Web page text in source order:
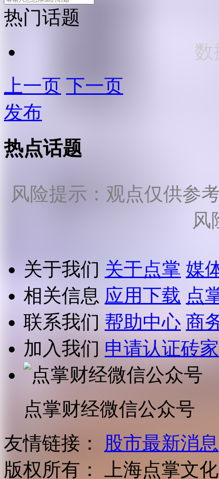
热门话题
数
上一页 下一页
发布
热点话题
风险提示：观点仅供参
风
关于我们 关于点掌 媒
相关信息 应用下载 点
联系我们 帮助中心 商
加入我们 申请认证砖家
点掌财经微信公众号
友情链接：
股市最新消息
版权所有：
上海点掌文